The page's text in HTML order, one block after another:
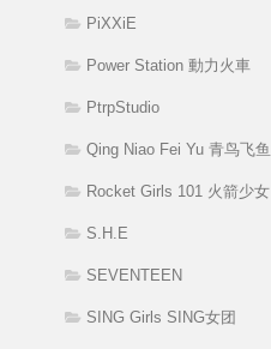
PiXXiE
Power Station 動力火車
PtrpStudio
Qing Niao Fei Yu 青鸟飞鱼
Rocket Girls 101 火箭少女
S.H.E
SEVENTEEN
SING Girls SING女团